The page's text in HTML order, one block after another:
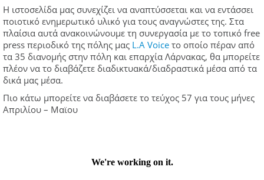
Η ιστοσελίδα μας συνεχίζει να αναπτύσσεται και να εντάσσει
ποιοτικό ενημερωτικό υλικό για τους αναγνώστες της. Στα
πλαίσια αυτά ανακοινώνουμε τη συνεργασία με το τοπικό free
press περιοδικό της πόλης μας L.A Voice το οποίο πέραν από
τα 35 διανομής στην πόλη και επαρχία Λάρνακας, θα μπορείτε
πλέον να το διαβάζετε διαδικτυακά/διαδραστικά μέσα από τα
δικά μας μέσα.
Πιο κάτω μπορείτε να διαβάσετε το τεύχος 57 για τους μήνες
Απριλίου – Μαϊου